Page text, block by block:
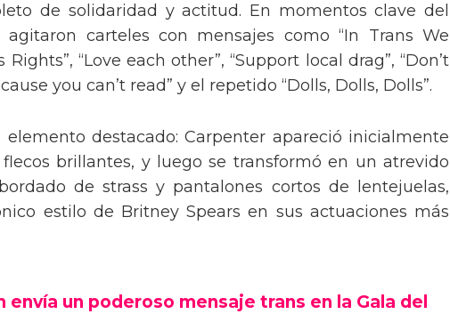
de solidaridad y actitud. En momentos clave del
agitaron carteles con mensajes como “In Trans We
Rights”, “Love each other”, “Support local drag”, “Don’t
you can’t read” y el repetido “Dolls, Dolls, Dolls”.
destacado: Carpenter apareció inicialmente
brillantes, y luego se transformó en un atrevido
de strass y pantalones cortos de lentejuelas,
estilo de Britney Spears en sus actuaciones más
envía un poderoso mensaje trans en la Gala del